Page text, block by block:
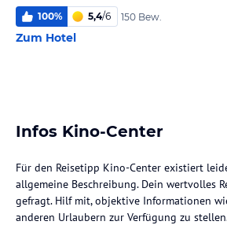
100% 5,4/6 150 Bew.
Zum Hotel
Infos Kino-Center
Für den Reisetipp Kino-Center existiert
allgemeine Beschreibung. Dein wertvolles
gefragt. Hilf mit, objektive Informationen
anderen Urlaubern zur Verfügung zu